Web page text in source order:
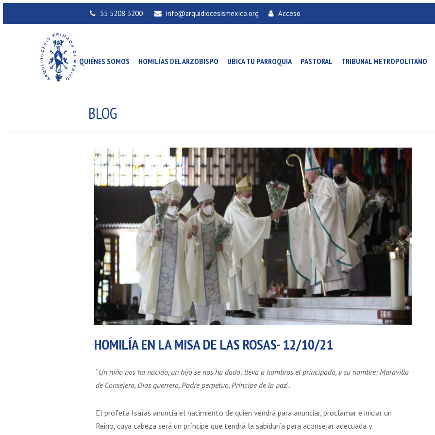
55 5208 3200 info@arquidiocesismexico.org Acceso
QUIÉNES SOMOS HOMILÍAS DEL ARZOBISPO UBICA TU PARROQUIA PASTORAL TRIBUNAL METROPOLITANO
BLOG
HOMILÍA EN LA MISA DE LAS ROSAS- 12/10/21
“Un niño nos ha nacido, un hijo se nos ha dado: lleva a hombros el principado, y su nombre: Maravilla
de Consejero, Dios guerrero, Padre perpetuo, Príncipe de la paz”.
El profeta Isaías anuncia el nacimiento de quien vendrá para anunciar, proclamar e iniciar un
Reino, cuya cabeza será un príncipe que tendrá la sabiduría para aconsejar adecuada y